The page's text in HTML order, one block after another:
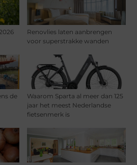
Renovlies laten aanbrengen
voor superstrakke wanden
de
Waarom Sparta al meer dan 125
jaar het meest Nederlandse
fietsenmerk is